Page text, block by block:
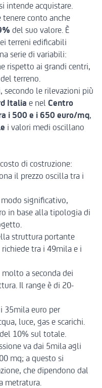
intende acquistare.
conto anche
del suo valore. È
terreni edificabili
serie di variabili:
rispetto ai grandi centri,
terreno.
secondo le rilevazioni più
Italia e nel Centro
i 500 e i 650 euro/mq,
i valori medi oscillano
di costruzione:
il prezzo oscilla tra i
significativo,
in base alla tipologia di
struttura portante
tra i 49mila e i
a seconda dei
Il range è di 20-
35mila euro per
luce, gas e scarichi.
10% sul totale.
va dai 5mila agli
mq; a questo si
che dipendono dal
metratura.